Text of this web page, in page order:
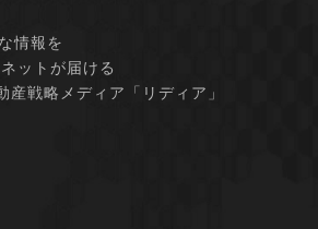
情報を
ットが届ける
産戦略メディア「リディア」